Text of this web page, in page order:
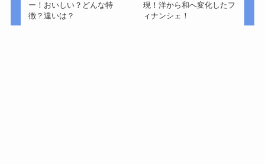
ー！おいしい？どんな特
徴？違いは？
現！洋から和へ変化したフ
ィナンシェ！